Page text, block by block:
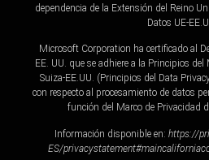
dependencia de la Extensión del Reino
Datos UE-
Microsoft Corporation ha certificado al
EE. UU. que se adhiere a la Principios
Suiza-EE.UU. (Principios del Data
con respecto al procesamiento de datos
función del Marco de Privacidad
Información disponible en: https://
ES/